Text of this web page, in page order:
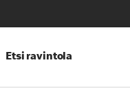
Etsi ravintola